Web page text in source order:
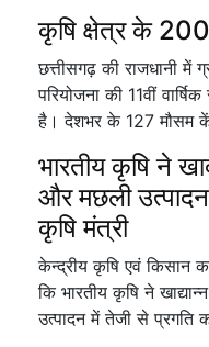
कृषि क्षेत्र के 200
छत्तीसगढ़ की राजधानी में
परियोजना की 11वीं
है। देशभर के 127 मौसम
भारतीय कृषि ने
और मछली
कृषि मंत्री
केन्द्रीय कृषि एवं किसान
कि भारतीय कृषि ने
उत्पादन में तेजी से प्रगति